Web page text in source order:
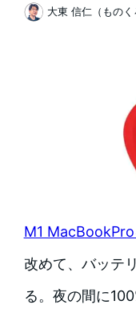
著
大東 信仁（ものく
M1 MacBookPro
改めて、バッテ
る。夜の間に